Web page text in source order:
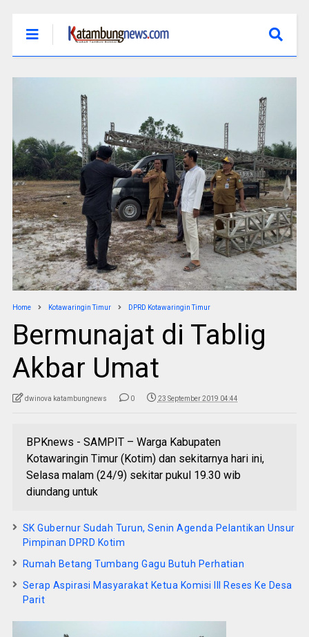
Home Kotawaringin Timur DPRD Kotawaringin Timur
Bermunajat di Tablig
Akbar Umat
dwinova katambungnews 0 23 September 2019 04:44
BPKnews - SAMPIT – Warga Kabupaten
Kotawaringin Timur (Kotim) dan sekitarnya hari ini,
Selasa malam (24/9) sekitar pukul 19.30 wib
diundang untuk
SK Gubernur Sudah Turun, Senin Agenda Pelantikan Unsur
Pimpinan DPRD Kotim
Rumah Betang Tumbang Gagu Butuh Perhatian
Serap Aspirasi Masyarakat Ketua Komisi III Reses Ke Desa
Parit